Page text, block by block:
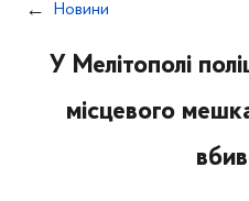
Новини
У Мелітополі
місцевого